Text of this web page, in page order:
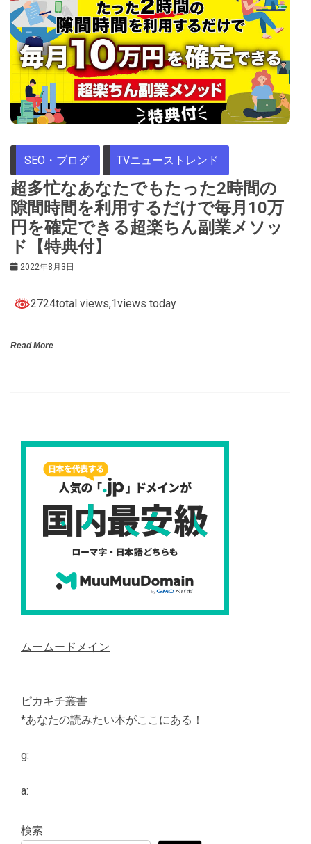
SEO・ブログ TVニューストレンド
超多忙なあなたでもたった2時間の
隙間時間を利用するだけで毎月10万
円を確定できる超楽ちん副業メソッ
ド【特典付】
2022年8月3日
2724total views,1views today
Read More
ムームードメイン
ピカキチ叢書
*あなたの読みたい本がここにある！
g:
a:
検索